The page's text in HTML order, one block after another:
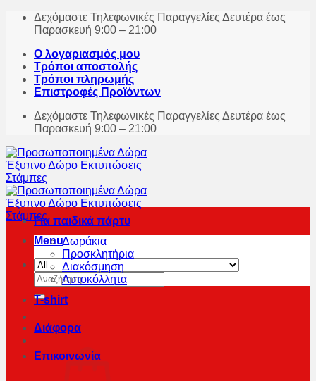
Skip
Δεχόμαστε Τηλεφωνικές Παραγγελίες Δευτέρα έως
Παρασκευή 9:00 – 21:00
Ο λογαριασμός μου
Τρόποι αποστολής
Τρόποι πληρωμής
Επιστροφές Προϊόντων
Δεχόμαστε Τηλεφωνικές Παραγγελίες Δευτέρα έως
Παρασκευή 9:00 – 21:00
Menu
Αναζήτηση
για:
Για παιδικά πάρτυ
Δωράκια
Προσκλητήρια
Διακόσμηση
Αυτοκόλλητα
T-shirt
Διάφορα
Επικοινωνία